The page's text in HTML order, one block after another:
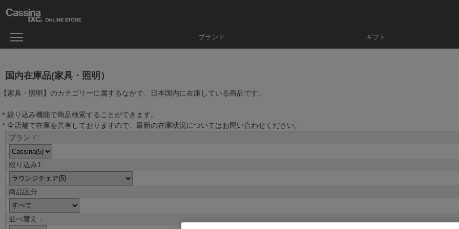
ブランド ギフト
国内在庫品(家具・照明）
【家具・照明】のカテゴリーに属するなかで、日本国内に在庫している商品です。
＊絞り込み機能で商品検索することができます。
＊全店舗で在庫を共有しておりますので、最新の在庫状況についてはお問い合わせください。
並べ替え：